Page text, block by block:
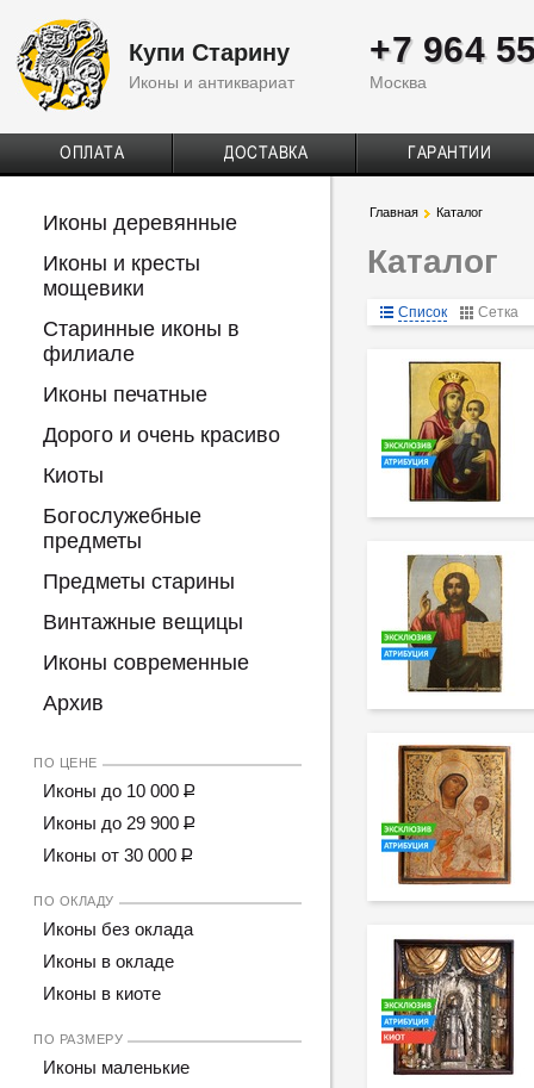
Купи Старину
Иконы и антиквариат
+7 964
Москва
ОПЛАТА ДОСТАВКА ГАРАНТИИ
Иконы деревянные
Иконы и кресты
мощевики
Старинные иконы в
филиале
Иконы печатные
Дорого и очень красиво
Киоты
Богослужебные
предметы
Предметы старины
Винтажные вещицы
Иконы современные
Архив
ПО ЦЕНЕ
Иконы до 10 000 Р
Иконы до 29 900 Р
Иконы от 30 000 Р
ПО ОКЛАДУ
Иконы без оклада
Иконы в окладе
Иконы в киоте
ПО РАЗМЕРУ
Иконы маленькие
Главная Каталог
Каталог
Список Сетка